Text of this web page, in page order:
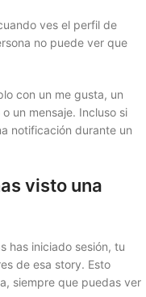
ves el perfil de
no puede ver que
con un me gusta, un
un mensaje. Incluso si
notificación durante un
visto una
has iniciado sesión, tu
de esa story. Esto
siempre que puedas ver